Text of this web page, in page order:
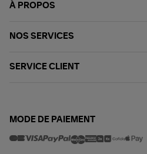
À PROPOS
NOS SERVICES
SERVICE CLIENT
MODE DE PAIEMENT